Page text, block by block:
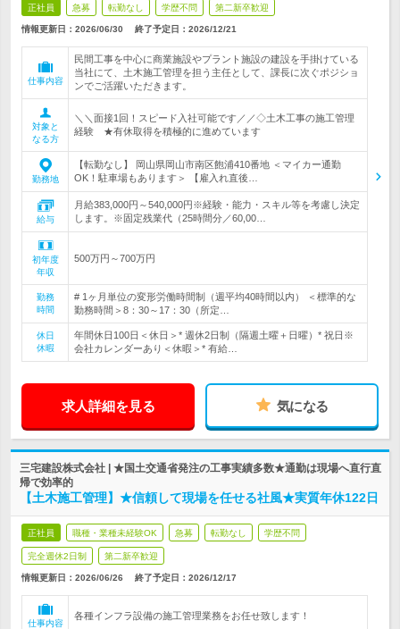
正社員 急募 転勤なし 学歴不問 第二新卒歓迎
情報更新日：2026/06/30 終了予定日： 2026/12/21
仕事内容
民間工事を中心に商業施設やプラント施設の建設を手掛けている
当社にて、土木施工管理を担う主任として、課長に次ぐポジショ
ンでご活躍いただきます。
対象と
なる方
＼＼面接1回！スピード入社可能です／／◇土木工事の施工管理
経験 ★有休取得を積極的に進めています
勤務地
【転勤なし】 岡山県岡山市南区飽浦410番地 ＜マイカー通勤
OK！駐車場もあります＞ 【雇入れ直後…
給与
月給383,000円～540,000円※経験・能力・スキル等を考慮し決定
します。※固定残業代（25時間分／60,00…
初年度
年収
500万円～700万円
勤務
時間
# 1ヶ月単位の変形労働時間制（週平均40時間以内） ＜標準的な
勤務時間＞8：30～17：30（所定…
休日
休暇
年間休日100日＜休日＞* 週休2日制（隔週土曜＋日曜）* 祝日※
会社カレンダーあり＜休暇＞* 有給…
求人詳細を見る 気になる
三宅建設株式会社 | ★国土交通省発注の工事実績多数★通勤は現場へ直行直
帰で効率的
【土木施工管理】★信頼して現場を任せる社風★実質年休122日
正社員 職種・業種未経験OK 急募 転勤なし 学歴不問
完全週休2日制 第二新卒歓迎
情報更新日：2026/06/26 終了予定日： 2026/12/17
仕事内容
各種インフラ設備の施工管理業務をお任せ致します！